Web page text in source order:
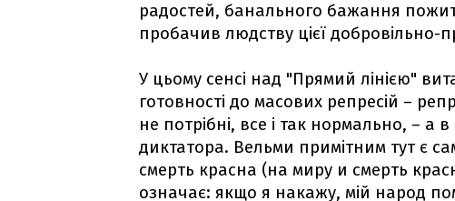
радостей, банального бажання
пробачив людству цієї добровільно-
У цьому сенсі над "Прямий лінією"
готовності до масових репресій –
не потрібні, все і так нормально, – а
диктатора. Вельми примітним тут є
смерть красна (на миру и смерть
означає: якщо я накажу, мій народ